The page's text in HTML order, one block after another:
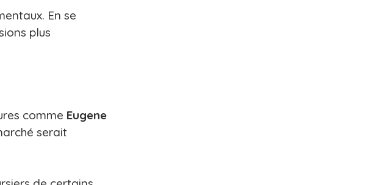
En se
plus
comme Eugene
serait